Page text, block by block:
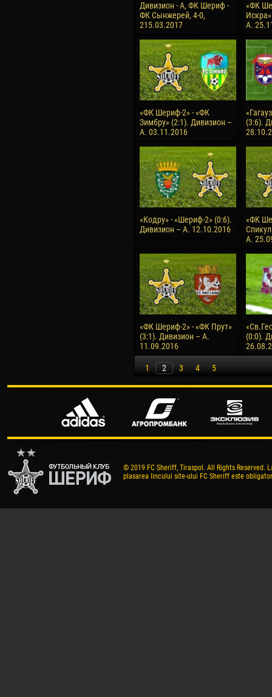
Дивизион - А, ФК Шериф -
ФК Сынжерей, 4-0,
215.03.2017
«ФК
А.
«ФК Шериф-2» - «ФК
Зимбру» (2:1). Дивизион –
А. 03.11.2016
(3:6).
«Кодру» - «Шериф-2» (0:6).
Дивизион – А. 12.10.2016
«ФК
А.
«ФК Шериф-2» - «ФК Прут»
(3:1). Дивизион – А.
11.09.2016
(0:0).
1 2 3 4 5
© 2019 FC Sheriff, Tiraspol. All Rights
plasarea lincului site-ului FC Sheriff este